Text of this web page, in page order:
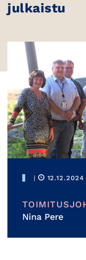
julkaistu
| 12.12.2024
Nina Pere